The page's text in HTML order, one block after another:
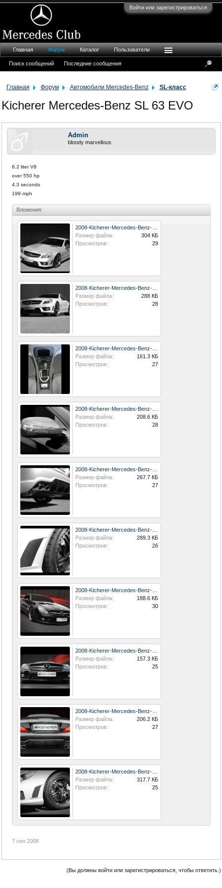
Войти или зарегистрироваться
Главная Форум Автомобили Mercedes-Benz SL-класс
Kicherer Mercedes-Benz SL 63 EVO
Admin
bloody marvellous
6.2 liter V8
over 550 hp
4.3 seconds
199 mph
Вложения:
2008-Kicherer-Mercedes-Benz-SL-63-EVO-Front-And-Side-Top-1280x960.jpg
Размер файла:
304 КБ
Просмотров:
29
2008-Kicherer-Mercedes-Benz-SL-63-EVO-Front-Angle-Low-View-1280x960.jpg
Размер файла:
288 КБ
Просмотров:
28
2008-Kicherer-Mercedes-Benz-SL-63-EVO-Console-1024x768.jpg
Размер файла:
161.3 КБ
Просмотров:
27
2008-Kicherer-Mercedes-Benz-SL-63-EVO-Carbon-Fiber-Side-View-Mirror-1024x768.jpg
Размер файла:
208.6 КБ
Просмотров:
28
2008-Kicherer-Mercedes-Benz-SL-63-EVO-Carbon-Fiber-Diffuser-1280x960.jpg
Размер файла:
267.7 КБ
Просмотров:
27
2008-Kicherer-Mercedes-Benz-SL-63-EVO-Carbon-Fiber-Vent-1280x960.jpg
Размер файла:
289.3 КБ
Просмотров:
26
2008-Kicherer-Mercedes-Benz-SL-63-EVO-Front-Angle-Tilt-1024x768.jpg
Размер файла:
188.6 КБ
Просмотров:
30
2008-Kicherer-Mercedes-Benz-SL-63-EVO-Front-Low-View-1024x768.jpg
Размер файла:
157.3 КБ
Просмотров:
25
2008-Kicherer-Mercedes-Benz-SL-63-EVO-Rear-Low-View-1024x768.jpg
Размер файла:
206.2 КБ
Просмотров:
27
2008-Kicherer-Mercedes-Benz-SL-63-EVO-Wheel-1280x960.jpg
Размер файла:
317.7 КБ
Просмотров:
25
7 сен 2008
(Вы должны войти или зарегистрироваться, чтобы ответить.)
Главная Форум
Поиск сообщений Последние сообщения
Каталог Пользователи